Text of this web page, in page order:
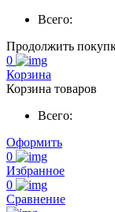
Всего:
Продолжить
0
Корзина
Корзина товаров
Всего:
Оформить
0
Избранное
0
Сравнение